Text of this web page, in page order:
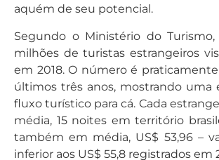
aquém de seu potencial.
Segundo o Ministério do Turismo,
milhões de turistas estrangeiros
em 2018. O número é
últimos três anos, mostrando uma
fluxo turístico para cá. Cada
média, 15 noites em território
também em média, US$ 53,96 –
inferior aos US$ 55,8 registrados em